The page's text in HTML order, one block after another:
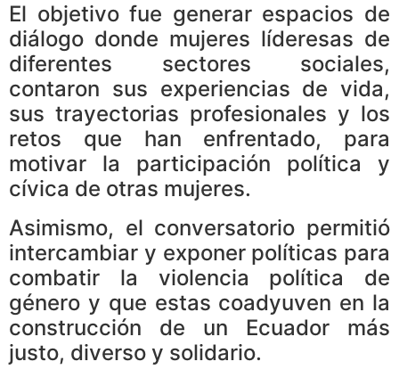
El objetivo fue generar espacios de
diálogo donde mujeres líderesas de
diferentes sectores sociales,
contaron sus experiencias de vida,
sus trayectorias profesionales y los
retos que han enfrentado, para
motivar la participación política y
cívica de otras mujeres.
Asimismo, el conversatorio permitió
intercambiar y exponer políticas para
combatir la violencia política de
género y que estas coadyuven en la
construcción de un Ecuador más
justo, diverso y solidario.